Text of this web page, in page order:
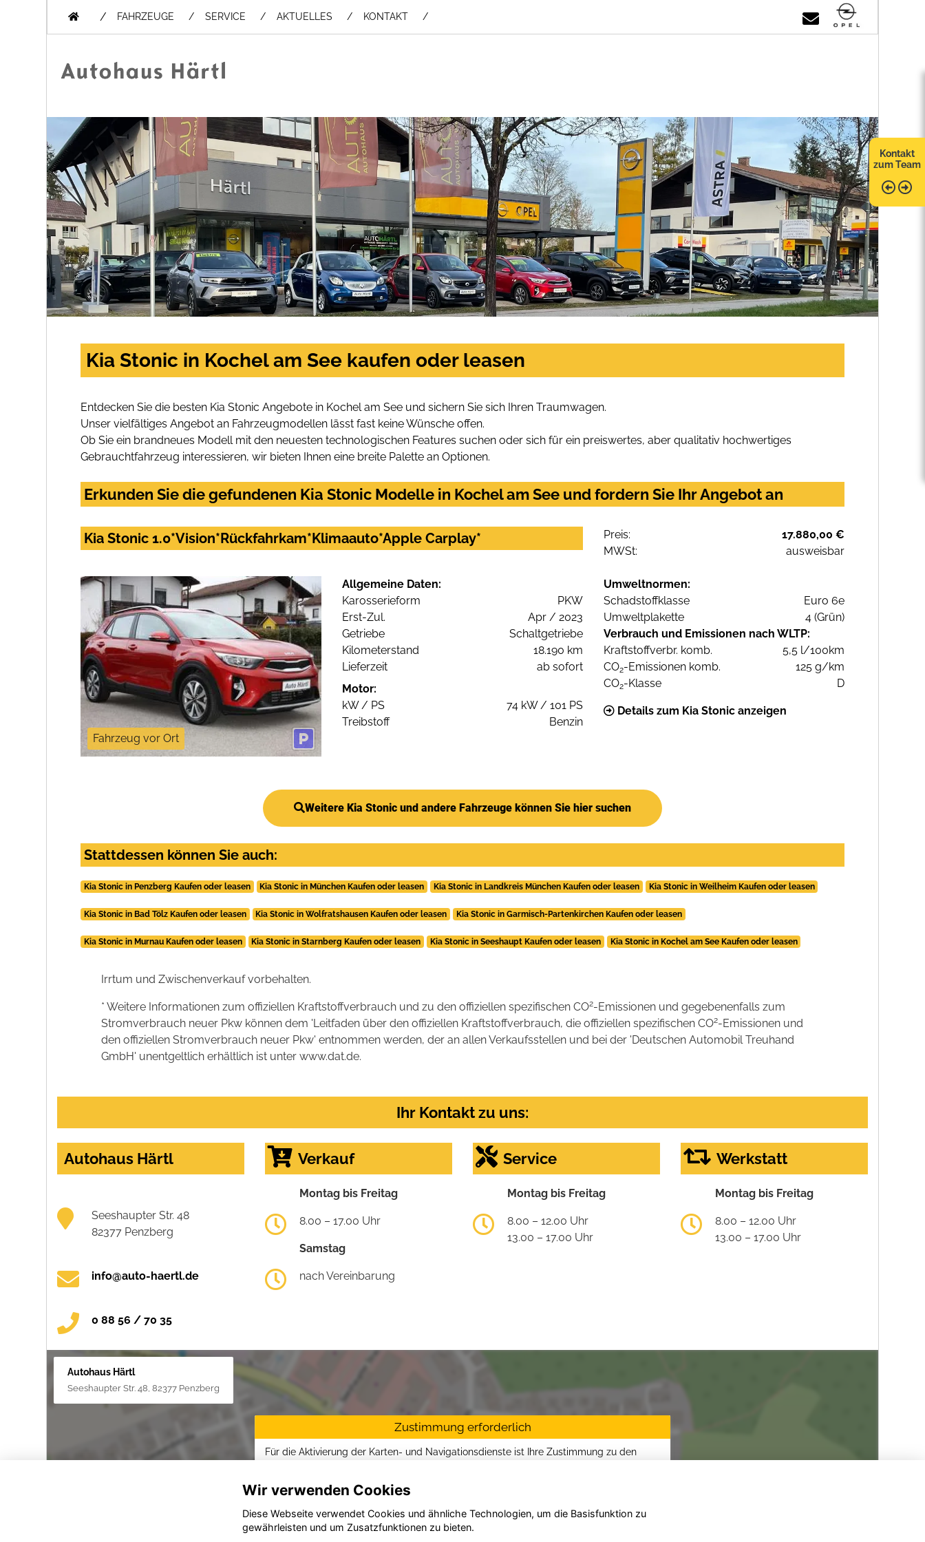
/ FAHRZEUGE SERVICE AKTUELLES KONTAKT
Kontakt
zum Team
Kia Stonic in Kochel am See kaufen oder leasen
Entdecken Sie die besten Kia Stonic Angebote in Kochel am See und sichern Sie sich Ihren Traumwagen.
Unser vielfältiges Angebot an Fahrzeugmodellen lässt fast keine Wünsche offen.
Ob Sie ein brandneues Modell mit den neuesten technologischen Features suchen oder sich für ein preiswertes, aber qualitativ hochwertiges
Gebrauchtfahrzeug interessieren, wir bieten Ihnen eine breite Palette an Optionen.
Erkunden Sie die gefundenen Kia Stonic Modelle in Kochel am See und fordern Sie Ihr Angebot an
Kia Stonic 1.0*Vision*Rückfahrkam*Klimaauto*Apple Carplay* Preis:
17.880,00 €
MWSt:
ausweisbar
Fahrzeug vor Ort
Allgemeine Daten:
Karosserieform
PKW
Erst-Zul.
Apr / 2023
Getriebe
Schaltgetriebe
Kilometerstand
18.190 km
Lieferzeit
ab sofort
Motor:
kW / PS
74 kW / 101 PS
Treibstoff
Benzin
Umweltnormen:
Schadstoffklasse
Euro 6e
Umweltplakette
4 (Grün)
Verbrauch und Emissionen nach WLTP:
Kraftstoffverbr. komb.
5,5 l/100km
CO2-Emissionen komb.
125 g/km
CO2-Klasse D
Details zum Kia Stonic anzeigen
Weitere Kia Stonic und andere Fahrzeuge können Sie hier suchen
Stattdessen können Sie auch:
Kia Stonic in Penzberg Kaufen oder leasen Kia Stonic in München Kaufen oder leasen Kia Stonic in Landkreis München Kaufen oder leasen Kia Stonic in Weilheim Kaufen oder leasen
Kia Stonic in Bad Tölz Kaufen oder leasen Kia Stonic in Wolfratshausen Kaufen oder leasen Kia Stonic in Garmisch-Partenkirchen Kaufen oder leasen
Kia Stonic in Murnau Kaufen oder leasen Kia Stonic in Starnberg Kaufen oder leasen Kia Stonic in Seeshaupt Kaufen oder leasen Kia Stonic in Kochel am See Kaufen oder leasen
Irrtum und Zwischenverkauf vorbehalten.
* Weitere Informationen zum offiziellen Kraftstoffverbrauch und zu den offiziellen spezifischen CO2-Emissionen und gegebenenfalls zum
Stromverbrauch neuer Pkw können dem 'Leitfaden über den offiziellen Kraftstoffverbrauch, die offiziellen spezifischen CO2-Emissionen und
den offiziellen Stromverbrauch neuer Pkw' entnommen werden, der an allen Verkaufsstellen und bei der 'Deutschen Automobil Treuhand
GmbH' unentgeltlich erhältlich ist unter www.dat.de.
Ihr Kontakt zu uns:
Autohaus Härtl
Seeshaupter Str. 48
82377 Penzberg
info@auto-haertl.de
0 88 56 / 70 35
Verkauf
Montag bis Freitag
8.00 – 17.00 Uhr
Samstag
nach Vereinbarung
Service
Montag bis Freitag
8.00 – 12.00 Uhr
13.00 – 17.00 Uhr
Werkstatt
Montag bis Freitag
8.00 – 12.00 Uhr
13.00 – 17.00 Uhr
Autohaus Härtl
Seeshaupter Str. 48, 82377 Penzberg
Zustimmung erforderlich
Für die Aktivierung der Karten- und Navigationsdienste ist Ihre Zustimmung zu den
Zustimmen und aktivieren
Wir verwenden Cookies
Diese Webseite verwendet Cookies und ähnliche Technologien, um die Basisfunktion zu
gewährleisten und um Zusatzfunktionen zu bieten.